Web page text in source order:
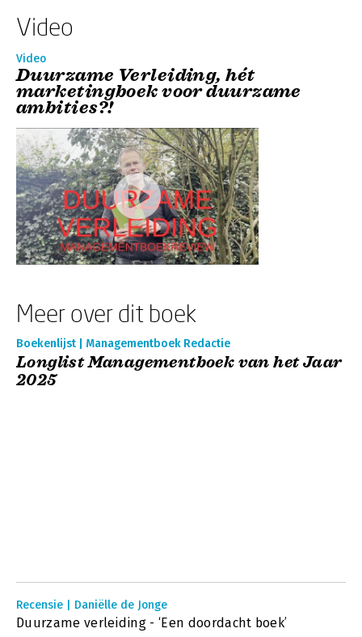
Video
Video
Duurzame Verleiding, hét
marketingboek voor duurzame
ambities?!
Meer over dit boek
Boekenlijst | Managementboek Redactie
Longlist Managementboek van het Jaar
2025
Recensie | Daniëlle de Jonge
Duurzame verleiding - ‘Een doordacht boek’